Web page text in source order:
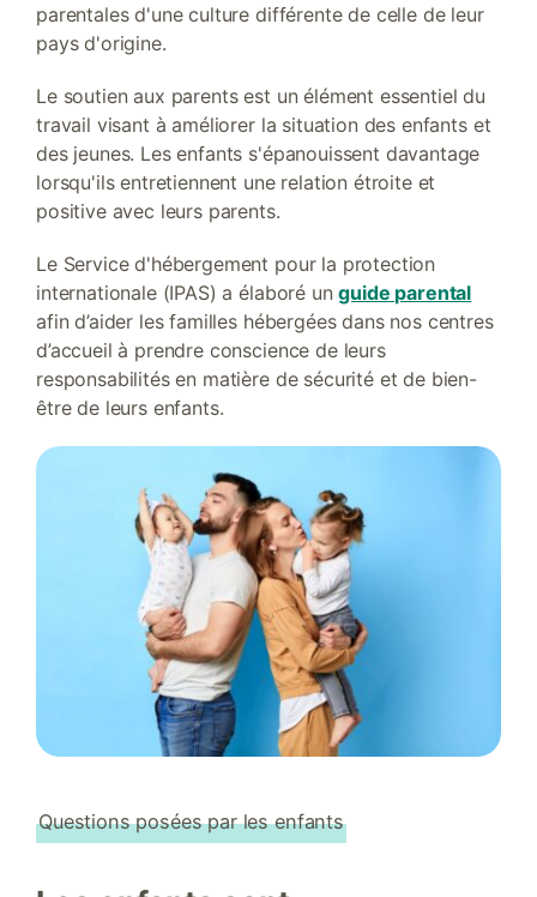
parentales d'une culture différente de celle de leur
pays d'origine.
Le soutien aux parents est un élément essentiel du
travail visant à améliorer la situation des enfants et
des jeunes. Les enfants s'épanouissent davantage
lorsqu'ils entretiennent une relation étroite et
positive avec leurs parents.
Le Service d'hébergement pour la protection
internationale (IPAS) a élaboré unguide parental
afin d’aider les familles hébergées dans nos centres
d’accueil à prendre conscience de leurs
responsabilités en matière de sécurité et de bien-
être de leurs enfants.
Questions posées par les enfants